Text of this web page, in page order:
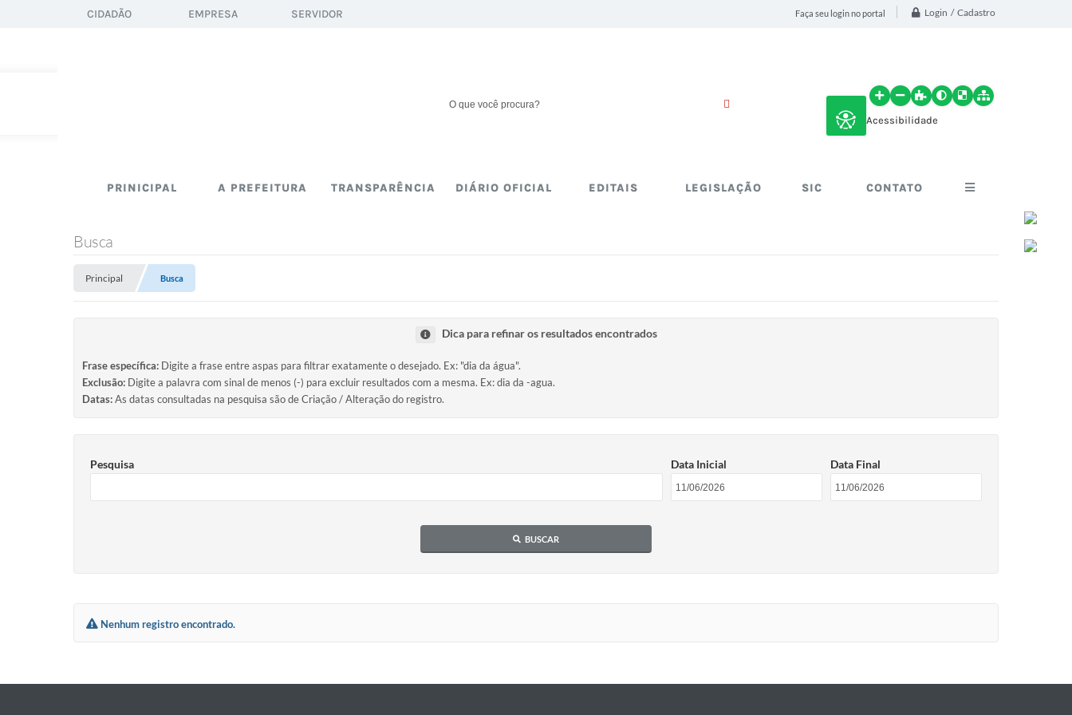
Faça seu login no portal Login / Cadastro
Acessibilidade
CIDADÃO EMPRESA SERVIDOR
PRINICIPAL A PREFEITURA TRANSPARÊNCIA DIÁRIO OFICIAL EDITAIS LEGISLAÇÃO SIC CONTATO
Busca
Principal Busca
Dica para refinar os resultados encontrados
Frase específica: Digite a frase entre aspas para filtrar exatamente o desejado. Ex: "dia da água".
Exclusão: Digite a palavra com sinal de menos (-) para excluir resultados com a mesma. Ex: dia da -agua.
Datas:As datas consultadas na pesquisa são de Criação / Alteração do registro.
Pesquisa Data Inicial Data Final
BUSCAR
Nenhum registro encontrado.